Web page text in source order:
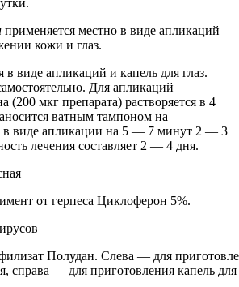
применяется местно в виде апликаций
кожи и глаз.
в виде апликаций и капель для глаз.
Для апликаций
(200 мкг препарата) растворяется в 4
ватным тампоном на
в виде апликации на 5 — 7 минут 2 — 3
лечения составляет 2 — 4 дня.
от герпеса Циклоферон 5%.
Полудан. Слева — для
справа — для приготовления капель для